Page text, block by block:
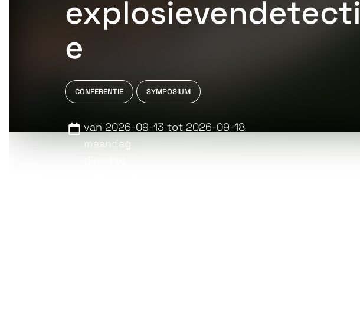
explosievendetecti
e
CONFERENTIE SYMPOSIUM
van 2026-09-13 tot 2026-09-18
maandag